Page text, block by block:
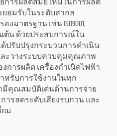
ยีการผลิตสมัยใหม่ในการผลิต
ยอมรับในระดับสากล
มาตรฐาน เช่น ISO9001,
เป็นต้น ด้วยประสบการณ์ใน
ด้ปรับปรุงกระบวนการดำเนิน
ะวางระบบควบคุมคุณภาพ
การผลิต เครื่องกำเนิดไฟฟ้า
หรับการใช้งานในทุก
มีคุณสมบัติเด่นด้านการจ่าย
ารลดระดับเสียงรบกวน และ
ม